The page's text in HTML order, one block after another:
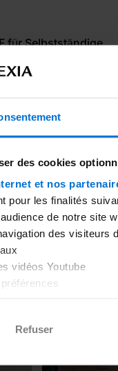
des cookies
et nos
pour les finalités
de notre site
des visiteurs
vidéos Youtube
plus d’information
Refuser
für Selbstständige